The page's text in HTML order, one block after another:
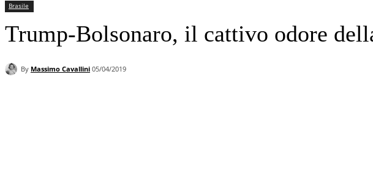
Brasile
Trump-Bolsonaro, il cattivo odore
By Massimo Cavallini 05/04/2019